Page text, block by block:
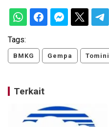
Tags:
BMKG Gempa Tomini
Terkait